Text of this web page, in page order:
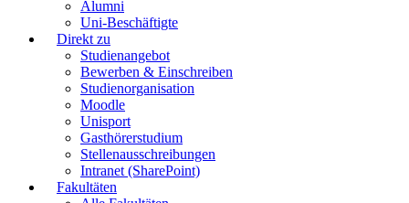
Alumni
Uni-Beschäftigte
Direkt zu
Studienangebot
Bewerben & Einschreiben
Studienorganisation
Moodle
Unisport
Gasthörerstudium
Stellenausschreibungen
Intranet (SharePoint)
Fakultäten